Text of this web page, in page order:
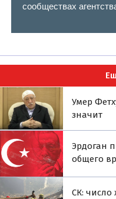
сообществах
Умер
значит
Эрдоган
общего
СК: число